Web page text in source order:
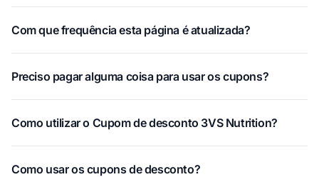
Com que frequência esta página é atualizada?
Preciso pagar alguma coisa para usar os cupons?
Como utilizar o Cupom de desconto 3VS Nutrition?
Como usar os cupons de desconto?